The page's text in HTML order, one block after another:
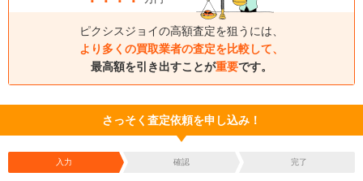
ピクシスジョイの高額査定を狙うには、
より多くの買取業者の査定を比較して、
最高額を引き出すことが重要です。
さっそく査定依頼を申し込み！
入力 確認 完了